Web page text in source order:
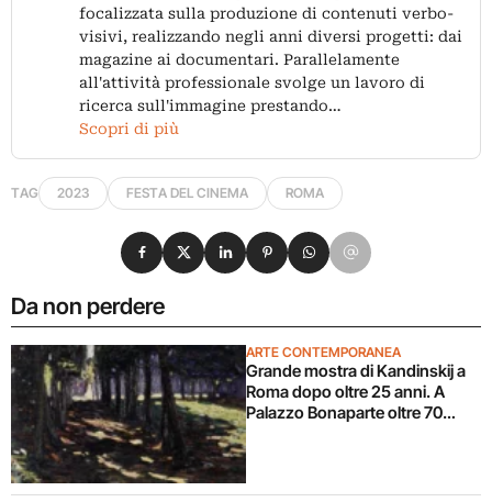
focalizzata sulla produzione di contenuti verbo-
visivi, realizzando negli anni diversi progetti: dai
magazine ai documentari. Parallelamente
all'attività professionale svolge un lavoro di
ricerca sull'immagine prestando…
Scopri di più
TAG 2023 FESTA DEL CINEMA ROMA
Da non perdere
ARTE CONTEMPORANEA
Grande mostra di Kandinskij a
Roma dopo oltre 25 anni. A
Palazzo Bonaparte oltre 70
Condividi su Facebook
Condividi su X
Condividi su LinkedIn
Condividi su Pinterest
Condividi su WhatsApp
Condividi su Email